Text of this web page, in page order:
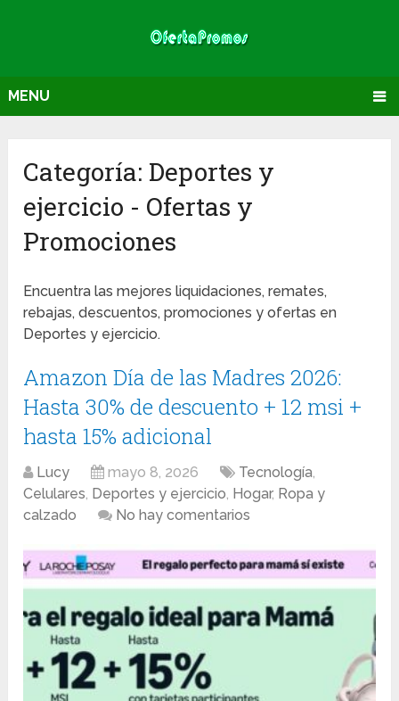
MENU
Categoría: Deportes y
ejercicio - Ofertas y
Promociones
Encuentra las mejores liquidaciones, remates,
rebajas, descuentos, promociones y ofertas en
Deportes y ejercicio.
Amazon Día de las Madres 2026:
Hasta 30% de descuento + 12 msi +
hasta 15% adicional
Lucy mayo 8, 2026 Tecnología,
Celulares, Deportes y ejercicio, Hogar, Ropa y
calzado
No hay comentarios